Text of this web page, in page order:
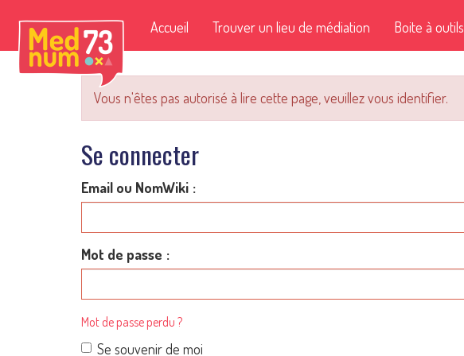
Accueil Trouver un lieu de médiation Boite à outils
Vous n'êtes pas autorisé à lire cette page, veuillez vous identifier.
Se connecter
Email ou NomWiki
Mot de passe
Mot de passe perdu ?
Se souvenir de moi